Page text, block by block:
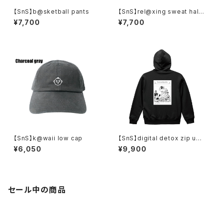
【SnS】b@sketball pants
¥7,700
【SnS】rel@xing sweat half
pants
¥7,700
【SnS】k@waii low cap
¥6,050
【SnS】digital detox zip up
hoodie [liberty]
¥9,900
セール中の商品